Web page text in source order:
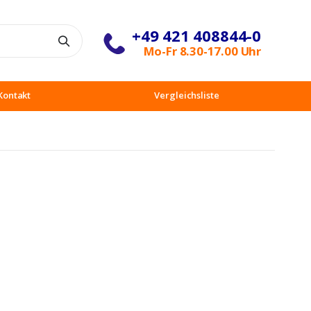
+49 421 408844-0
Mo-Fr 8.30-17.00 Uhr
Vergleichsliste